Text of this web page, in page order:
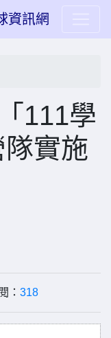
資訊網
111學
實施
： 318